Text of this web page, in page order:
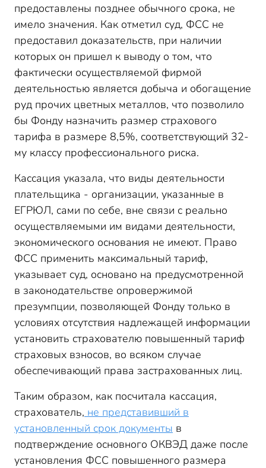
предоставлены позднее обычного срока, не
имело значения. Как отметил суд, ФСС не
предоставил доказательств, при наличии
которых он пришел к выводу о том, что
фактически осуществляемой фирмой
деятельностью является добыча и обогащение
руд прочих цветных металлов, что позволило
бы Фонду назначить размер страхового
тарифа в размере 8,5%, соответствующий 32-
му классу профессионального риска.
Кассация указала, что виды деятельности
плательщика - организации, указанные в
ЕГРЮЛ, сами по себе, вне связи с реально
осуществляемыми им видами деятельности,
экономического основания не имеют. Право
ФСС применить максимальный тариф,
указывает суд, основано на предусмотренной
в законодательстве опровержимой
презумпции, позволяющей Фонду только в
условиях отсутствия надлежащей информации
установить страхователю повышенный тариф
страховых взносов, во всяком случае
обеспечивающий права застрахованных лиц.
Таким образом, как посчитала кассация,
страхователь, не представивший в
установленный срок документы в
подтверждение основного ОКВЭД даже после
установления ФСС повышенного размера